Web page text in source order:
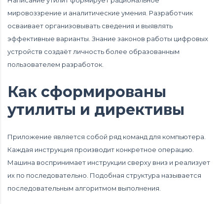
мировоззрение и аналитические умения. Разработчик
осваивает организовывать сведения и выявлять
эффективные варианты. Знание законов работы цифровых
устройств создаёт личность более образованным
пользователем разработок.
Как сформированы
утилиты и директивы
Приложение является собой ряд команд для компьютера.
Каждая инструкция производит конкретное операцию.
Машина воспринимает инструкции сверху вниз и реализует
их по последовательно. Подобная структура называется
последовательным алгоритмом выполнения.